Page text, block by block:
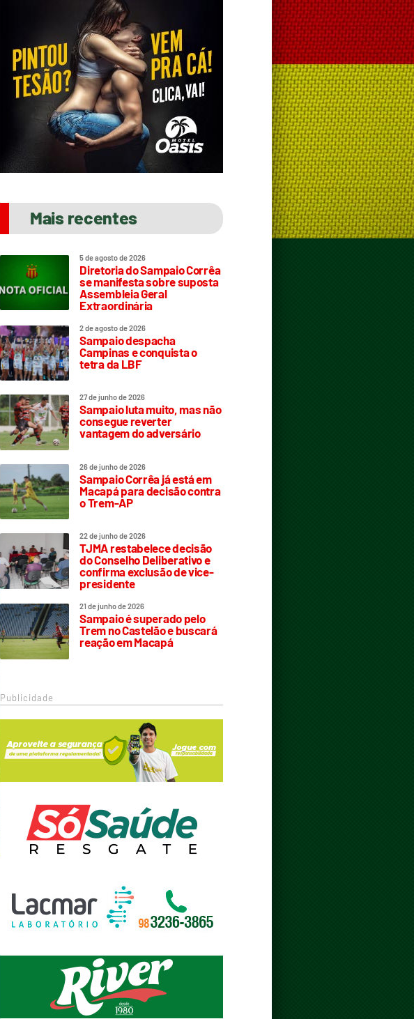
Mais recentes
5 de agosto de 2026
Diretoria do Sampaio Corrêa
se manifesta sobre suposta
Assembleia Geral
Extraordinária
2 de agosto de 2026
Sampaio despacha
Campinas e conquista o
tetra da LBF
27 de junho de 2026
Sampaio luta muito, mas não
consegue reverter
vantagem do adversário
26 de junho de 2026
Sampaio Corrêa já está em
Macapá para decisão contra
o Trem-AP
22 de junho de 2026
TJMA restabelece decisão
do Conselho Deliberativo e
confirma exclusão de vice-
presidente
21 de junho de 2026
Sampaio é superado pelo
Trem no Castelão e buscará
reação em Macapá
Publicidade